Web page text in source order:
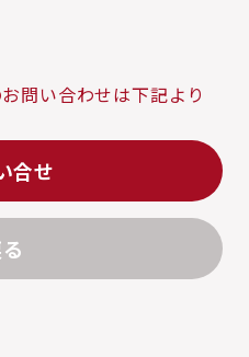
問い合わせは下記より
合せ